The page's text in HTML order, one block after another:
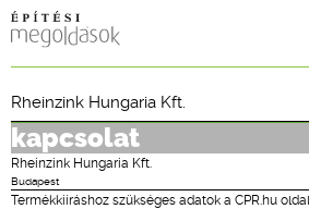
Rheinzink Hungaria Kft.
kapcsolat
Rheinzink Hungaria Kft.
Budapest
Termékkiíráshoz szükséges adatok a CPR.hu